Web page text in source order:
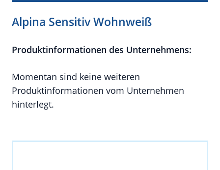
Alpina Sensitiv Wohnweiß
Produktinformationen des Unternehmens:
Momentan sind keine weiteren
Produktinformationen vom Unternehmen
hinterlegt.